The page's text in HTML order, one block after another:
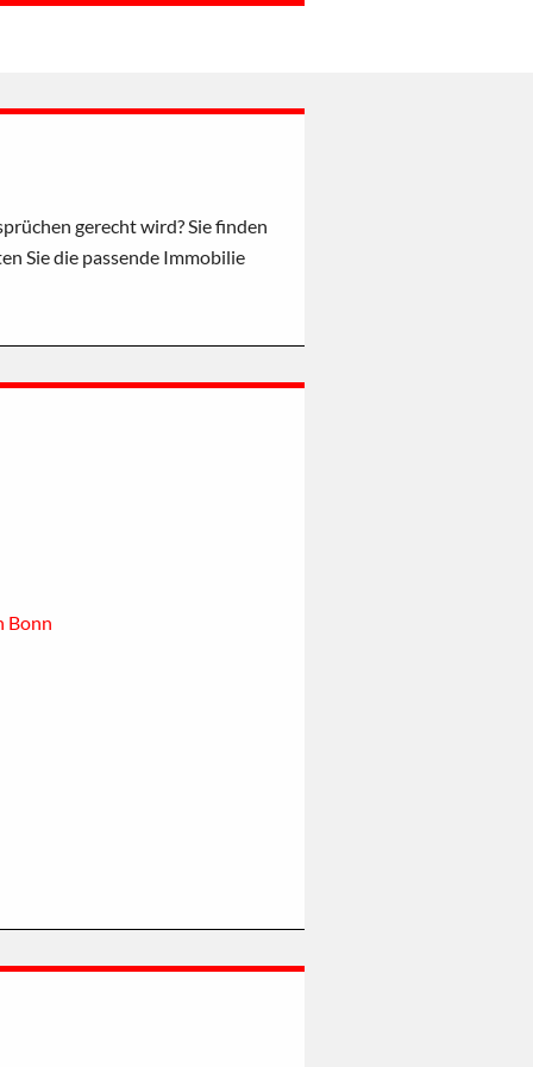
gerecht wird? Sie finden
Sie die passende Immobilie
Bonn